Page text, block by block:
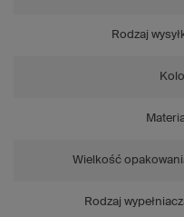
Rodzaj
Wielkość
Rodzaj